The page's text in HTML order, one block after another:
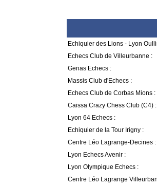
Echiquier des Lions - Lyon
Echecs Club de Villeurbanne :
Genas Echecs :
Massis Club d'Echecs :
Echecs Club de Corbas Mions :
Caissa Crazy Chess Club (C4) :
Lyon 64 Echecs :
Echiquier de la Tour Irigny :
Centre Léo Lagrange-Decines :
Lyon Echecs Avenir :
Lyon Olympique Echecs :
Centre Léo Lagrange